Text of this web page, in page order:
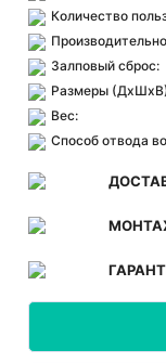
Количество
Залповый сброс:
Размеры
Вес:
Способ отвода